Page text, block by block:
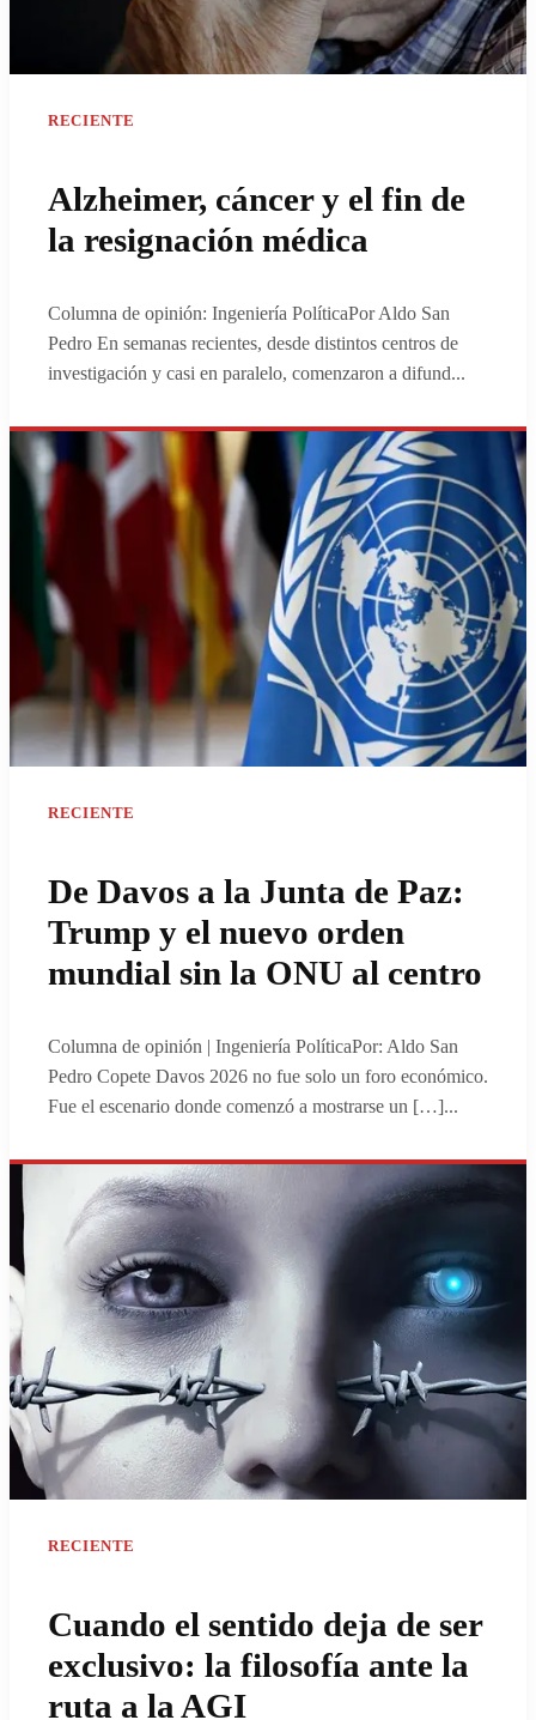
RECIENTE
Alzheimer, cáncer y el fin de
la resignación médica
Columna de opinión: Ingeniería PolíticaPor Aldo San
Pedro En semanas recientes, desde distintos centros de
investigación y casi en paralelo, comenzaron a difund...
RECIENTE
De Davos a la Junta de Paz:
Trump y el nuevo orden
mundial sin la ONU al centro
Columna de opinión | Ingeniería PolíticaPor: Aldo San
Pedro Copete Davos 2026 no fue solo un foro económico.
Fue el escenario donde comenzó a mostrarse un […]...
RECIENTE
Cuando el sentido deja de ser
exclusivo: la filosofía ante la
ruta a la AGI